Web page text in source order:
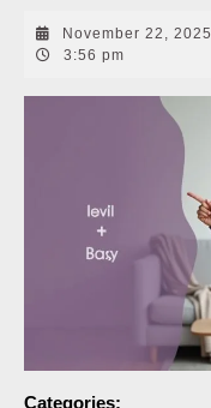
November 22, 2025
3:56 pm
Categories: